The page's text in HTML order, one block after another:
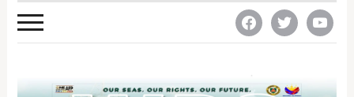
facebooktwitter youtube